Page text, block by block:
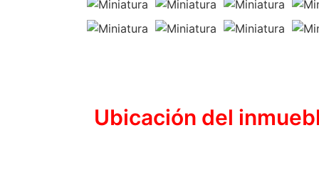
Ubicación del